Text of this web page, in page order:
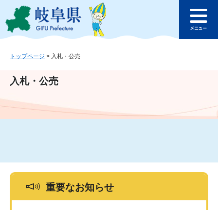
ジ
ュ
文
このページの本文へ
ュ
トップページ > 入札・公売
入札・公売
重要なお知らせ